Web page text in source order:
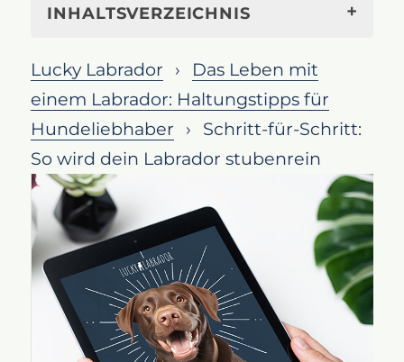
INHALTSVERZEICHNIS
Stubenreinheitserziehung deines
Labrador Retrievers
Die Bedeutung der
Stubenreinheit
Die Grundlagen der
Stubenreinheit
Konsistenz ist der Schlüssel
Die Verwendung von Hilfsmitteln
Die Verwendung von
Belohnungen
Lucky Labrador
Das Leben mit
einem Labrador: Haltungstipps für
Hundeliebhaber
Schritt-für-Schritt:
So wird dein Labrador stubenrein